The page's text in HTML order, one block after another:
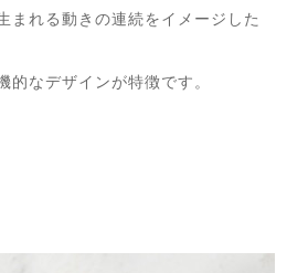
まれる動きの連続をイメージした
なデザインが特徴です。